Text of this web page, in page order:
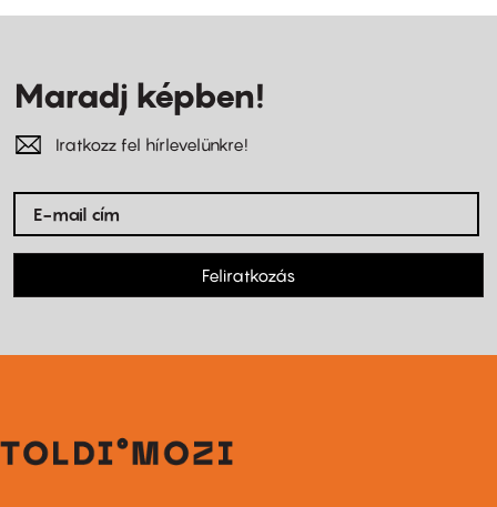
Maradj képben!
Iratkozz fel hírlevelünkre!
Feliratkozás